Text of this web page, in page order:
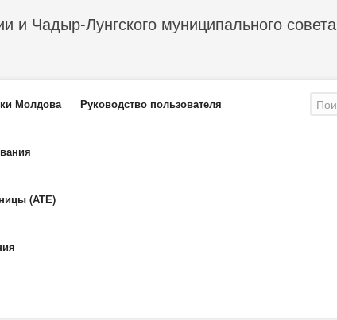
и Чадыр-Лунгского муниципального совета
Молдова Руководство пользователя
(АТЕ)